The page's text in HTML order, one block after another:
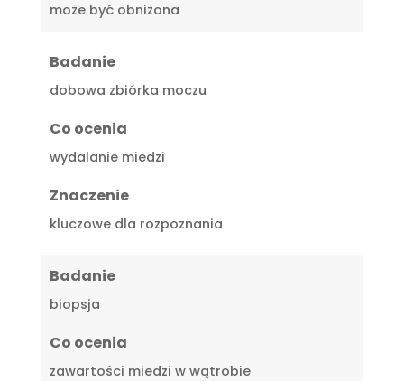
może być obniżona
Badanie
dobowa zbiórka moczu
Co ocenia
wydalanie miedzi
Znaczenie
kluczowe dla rozpoznania
Badanie
biopsja
Co ocenia
zawartości miedzi w wątrobie